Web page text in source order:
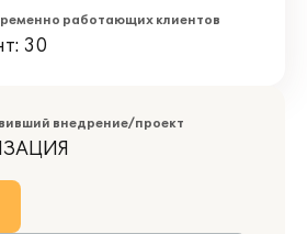
работающих клиентов
30
внедрение/проект